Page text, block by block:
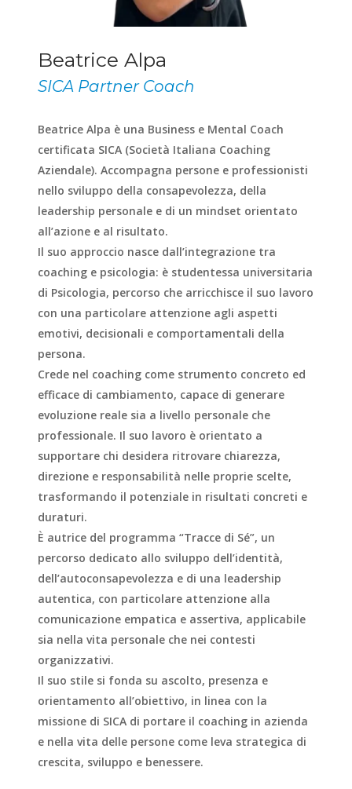
Beatrice Alpa
SICA Partner Coach
Beatrice Alpa è una Business e Mental Coach
certificata SICA (Società Italiana Coaching
Aziendale). Accompagna persone e professionisti
nello sviluppo della consapevolezza, della
leadership personale e di un mindset orientato
all’azione e al risultato.
Il suo approccio nasce dall’integrazione tra
coaching e psicologia: è studentessa universitaria
di Psicologia, percorso che arricchisce il suo lavoro
con una particolare attenzione agli aspetti
emotivi, decisionali e comportamentali della
persona.
Crede nel coaching come strumento concreto ed
efficace di cambiamento, capace di generare
evoluzione reale sia a livello personale che
professionale. Il suo lavoro è orientato a
supportare chi desidera ritrovare chiarezza,
direzione e responsabilità nelle proprie scelte,
trasformando il potenziale in risultati concreti e
duraturi.
È autrice del programma “Tracce di Sé”, un
percorso dedicato allo sviluppo dell’identità,
dell’autoconsapevolezza e di una leadership
autentica, con particolare attenzione alla
comunicazione empatica e assertiva, applicabile
sia nella vita personale che nei contesti
organizzativi.
Il suo stile si fonda su ascolto, presenza e
orientamento all’obiettivo, in linea con la
missione di SICA di portare il coaching in azienda
e nella vita delle persone come leva strategica di
crescita, sviluppo e benessere.